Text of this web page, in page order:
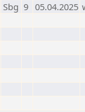
Sbg 9 05.04.2025